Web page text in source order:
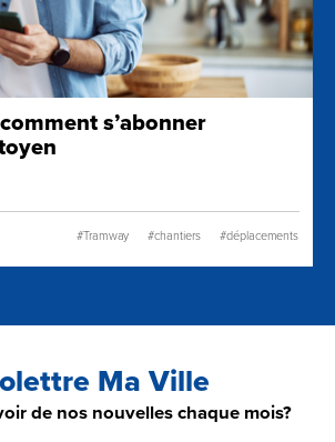
s’abonner
#Tramway #chantiers #déplacements
Ma Ville
de nos nouvelles chaque mois?